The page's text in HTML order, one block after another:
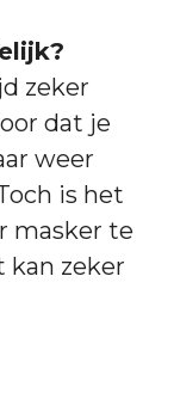
zeker
dat je
weer
is het
masker te
kan zeker